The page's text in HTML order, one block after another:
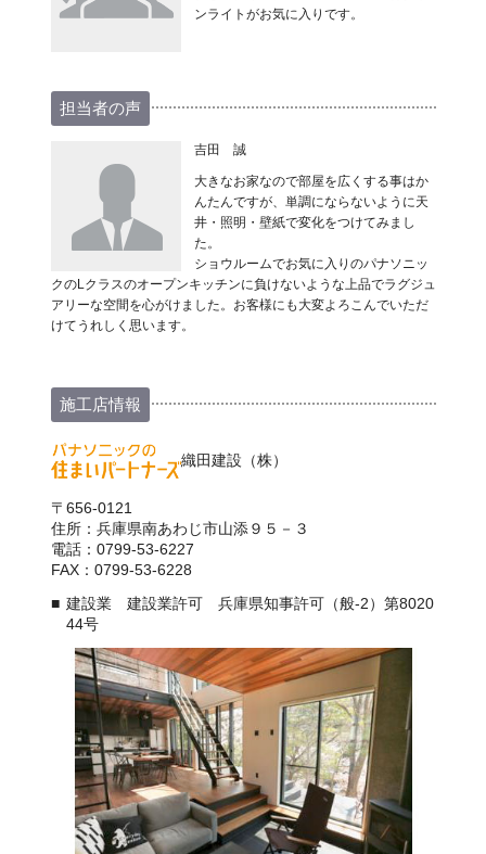
ンライトがお気に入りです。
担当者の声
吉田 誠
大きなお家なので部屋を広くする事はか
んたんですが、単調にならないように天
井・照明・壁紙で変化をつけてみまし
た。
ショウルームでお気に入りのパナソニッ
クのLクラスのオープンキッチンに負けないような上品でラグジュ
アリーな空間を心がけました。お客様にも大変よろこんでいただ
けてうれしく思います。
施工店情報
織田建設（株）
〒656-0121
住所：兵庫県南あわじ市山添９５－３
電話：0799-53-6227
FAX：0799-53-6228
建設業 建設業許可 兵庫県知事許可（般-2）第8020
44号